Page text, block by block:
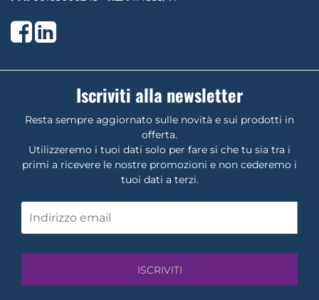
Facebook
LinkedIn
Iscriviti alla newsletter
Resta sempre aggiornato sulle novità e sui prodotti in
offerta.
Utilizzeremo i tuoi dati solo per fare si che tu sia tra i
primi a ricevere le nostre promozioni e non cederemo i
tuoi dati a terzi.